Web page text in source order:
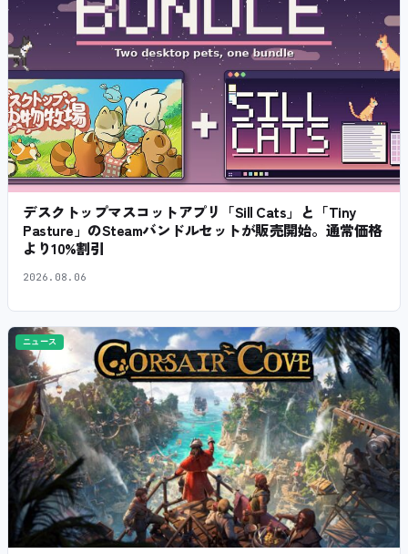
デスクトップマスコットアプリ「Sill Cats」と「Tiny
Pasture」のSteamバンドルセットが販売開始。通常価格
より10%割引
2026.08.06
ニュース